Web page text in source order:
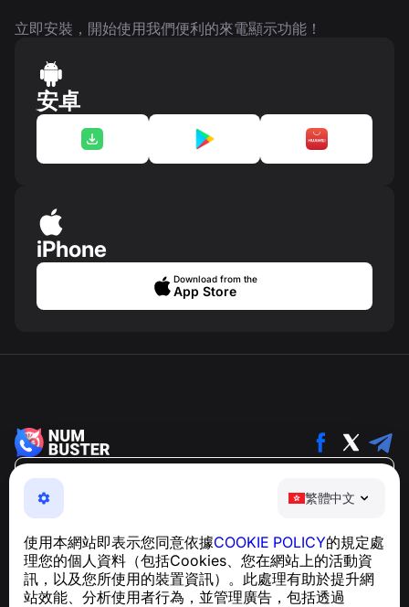
繁體中文
使用本網站即表示您同意依據COOKIE POLICY的規定處
理您的個人資料（包括Cookies、您在網站上的活動資
訊，以及您所使用的裝置資訊）。此處理有助於提升網
站效能、分析使用者行為，並管理廣告，包括透過
立即安裝，開始使用我們便利的來電顯示功能！
安卓
iPhone
Download from the
App Store
NumBuster © 2013—2026 ·
support@numbuster.com
及騷擾內容
關於 GDPR 合規的諮詢：support@numbuster.com